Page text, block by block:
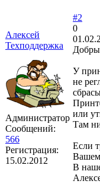
Алексей
Техподдержка
Администратор
Сообщений:
566
Регистрация:
15.02.2012
#2
0
У
не
или
Там
Если
В